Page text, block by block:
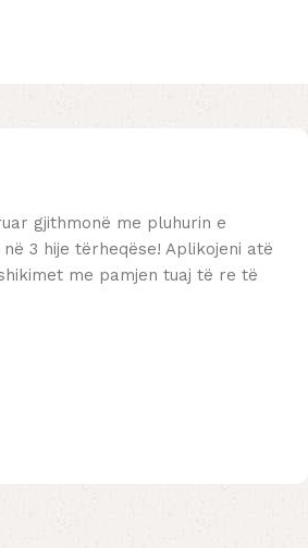
gjithmonë me pluhurin e
3 hije tërheqëse! Aplikojeni atë
me pamjen tuaj të re të